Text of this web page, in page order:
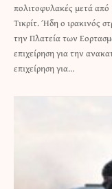
πολιτοφυλακές μετά
Τικρίτ. Ήδη ο ιρακινός
την Πλατεία των
επιχείρηση για την
επιχείρηση για…